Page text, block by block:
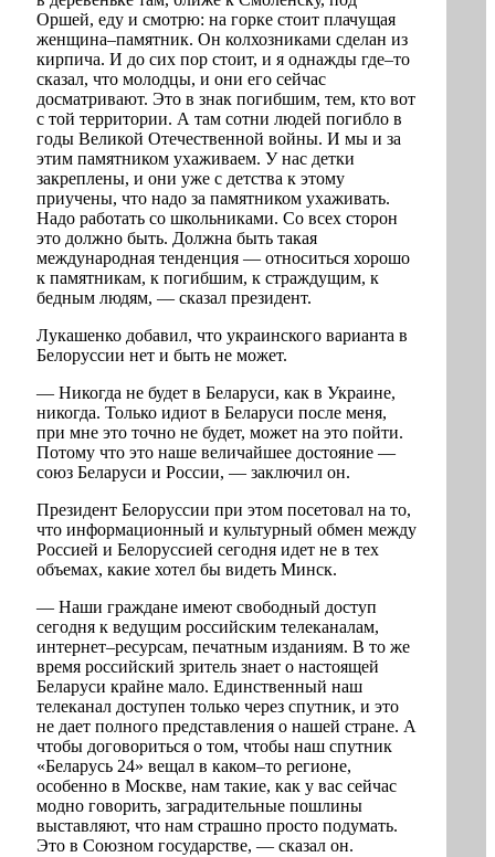
Оршей, еду и смотрю: на горке стоит плачущая
женщина–памятник. Он колхозниками сделан из
кирпича. И до сих пор стоит, и я однажды где–то
сказал, что молодцы, и они его сейчас
досматривают. Это в знак погибшим, тем, кто вот
с той территории. А там сотни людей погибло в
годы Великой Отечественной войны. И мы и за
этим памятником ухаживаем. У нас детки
закреплены, и они уже с детства к этому
приучены, что надо за памятником ухаживать.
Надо работать со школьниками. Со всех сторон
это должно быть. Должна быть такая
международная тенденция — относиться хорошо
к памятникам, к погибшим, к страждущим, к
бедным людям, — сказал президент.
Лукашенко добавил, что украинского варианта в
Белоруссии нет и быть не может.
— Никогда не будет в Беларуси, как в Украине,
никогда. Только идиот в Беларуси после меня,
при мне это точно не будет, может на это пойти.
Потому что это наше величайшее достояние —
союз Беларуси и России, — заключил он.
Президент Белоруссии при этом посетовал на то,
что информационный и культурный обмен между
Россией и Белоруссией сегодня идет не в тех
объемах, какие хотел бы видеть Минск.
— Наши граждане имеют свободный доступ
сегодня к ведущим российским телеканалам,
интернет–ресурсам, печатным изданиям. В то же
время российский зритель знает о настоящей
Беларуси крайне мало. Единственный наш
телеканал доступен только через спутник, и это
не дает полного представления о нашей стране. А
чтобы договориться о том, чтобы наш спутник
«Беларусь 24» вещал в каком–то регионе,
особенно в Москве, нам такие, как у вас сейчас
модно говорить, заградительные пошлины
выставляют, что нам страшно просто подумать.
Это в Союзном государстве, — сказал он.